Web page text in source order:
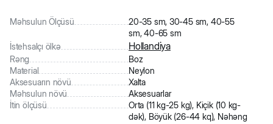
Məhsulun Ölçüsü
20-35 sm, 30-45 sm, 40-55
sm, 40-65 sm
İstehsalçı ölkə
Hollandiya
Rəng
Boz
Material
Neylon
Aksesuarın növü
Xalta
Məhsulun növü
Aksesuarlar
İtin ölçüsü
Orta (11 kg-25 kg), Kiçik (10 kg-
dək), Böyük (26-44 kq), Nəhəng